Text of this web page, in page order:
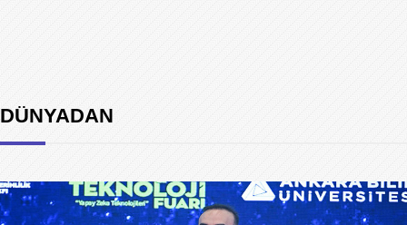
DÜNYADAN